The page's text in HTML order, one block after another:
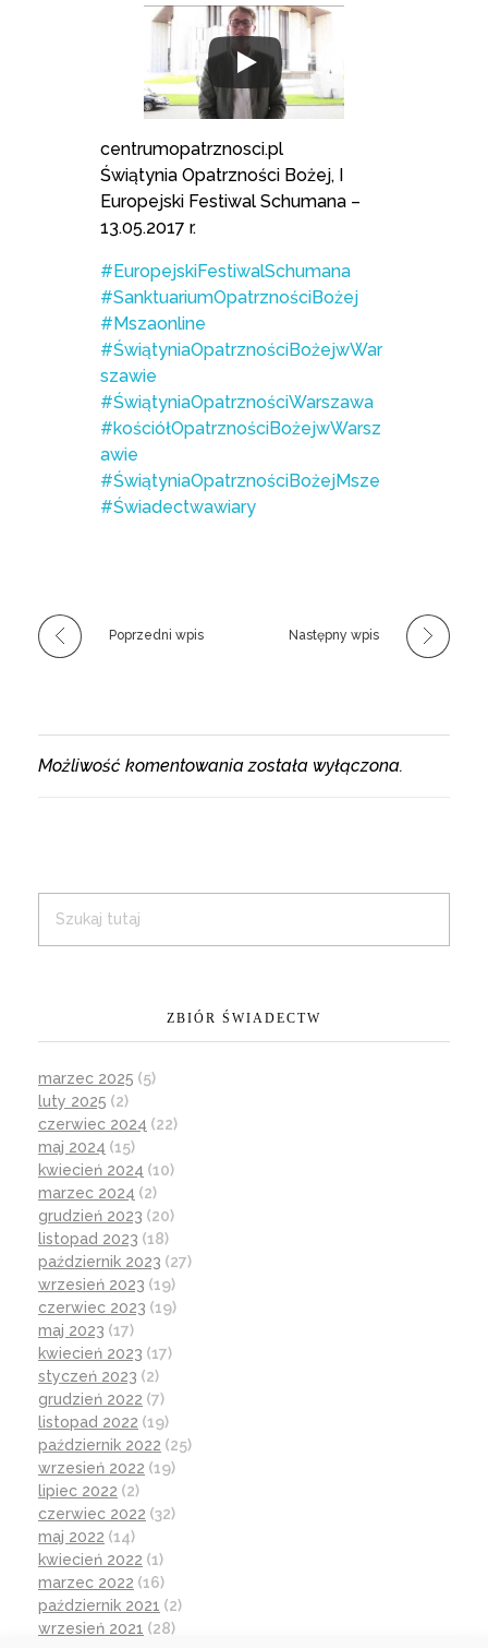
centrumopatrznosci.pl
Świątynia Opatrzności Bożej, I
Europejski Festiwal Schumana –
13.05.2017 r.
#EuropejskiFestiwalSchumana
#SanktuariumOpatrznościBożej
#Mszaonline
#ŚwiątyniaOpatrznościBożejwWar
szawie
#ŚwiątyniaOpatrznościWarszawa
#kościółOpatrznościBożejwWarsz
awie
#ŚwiątyniaOpatrznościBożejMsze
#Świadectwawiary
Poprzedni wpis Następny wpis
Możliwość komentowania została wyłączona.
ZBIÓR ŚWIADECTW
marzec 2025 (5)
luty 2025 (2)
czerwiec 2024 (22)
maj 2024 (15)
kwiecień 2024 (10)
marzec 2024 (2)
grudzień 2023 (20)
listopad 2023 (18)
październik 2023 (27)
wrzesień 2023 (19)
czerwiec 2023 (19)
maj 2023 (17)
kwiecień 2023 (17)
styczeń 2023 (2)
grudzień 2022 (7)
listopad 2022 (19)
październik 2022 (25)
wrzesień 2022 (19)
lipiec 2022 (2)
czerwiec 2022 (32)
maj 2022 (14)
kwiecień 2022 (1)
marzec 2022 (16)
październik 2021 (2)
wrzesień 2021 (28)